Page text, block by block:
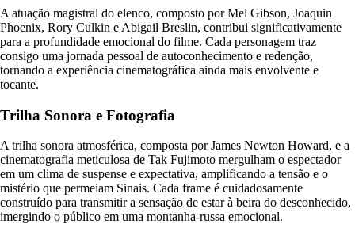
A atuação magistral do elenco, composto por Mel Gibson, Joaquin
Phoenix, Rory Culkin e Abigail Breslin, contribui significativamente
para a profundidade emocional do filme. Cada personagem traz
consigo uma jornada pessoal de autoconhecimento e redenção,
tornando a experiência cinematográfica ainda mais envolvente e
tocante.
Trilha Sonora e Fotografia
A trilha sonora atmosférica, composta por James Newton Howard, e a
cinematografia meticulosa de Tak Fujimoto mergulham o espectador
em um clima de suspense e expectativa, amplificando a tensão e o
mistério que permeiam Sinais. Cada frame é cuidadosamente
construído para transmitir a sensação de estar à beira do desconhecido,
imergindo o público em uma montanha-russa emocional.